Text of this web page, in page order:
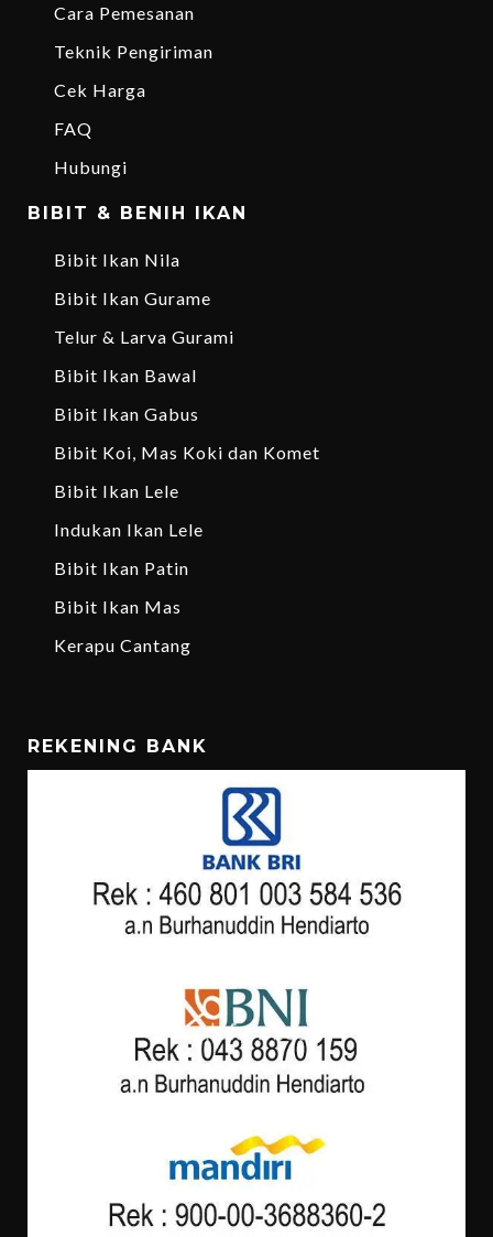
Cara Pemesanan
Teknik Pengiriman
Cek Harga
FAQ
Hubungi
BIBIT & BENIH IKAN
Bibit Ikan Nila
Bibit Ikan Gurame
Telur & Larva Gurami
Bibit Ikan Bawal
Bibit Ikan Gabus
Bibit Koi, Mas Koki dan Komet
Bibit Ikan Lele
Indukan Ikan Lele
Bibit Ikan Patin
Bibit Ikan Mas
Kerapu Cantang
REKENING BANK